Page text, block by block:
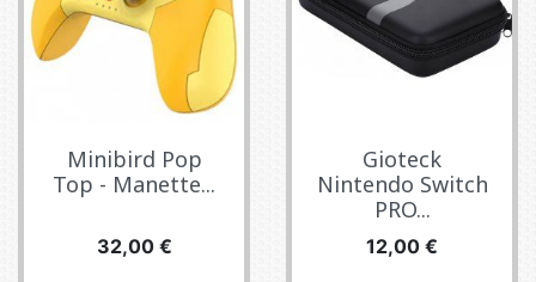
Minibird Pop
Top - Manette...
Cena
32,00 €
Gioteck
Nintendo Switch
PRO...
Cena
12,00 €